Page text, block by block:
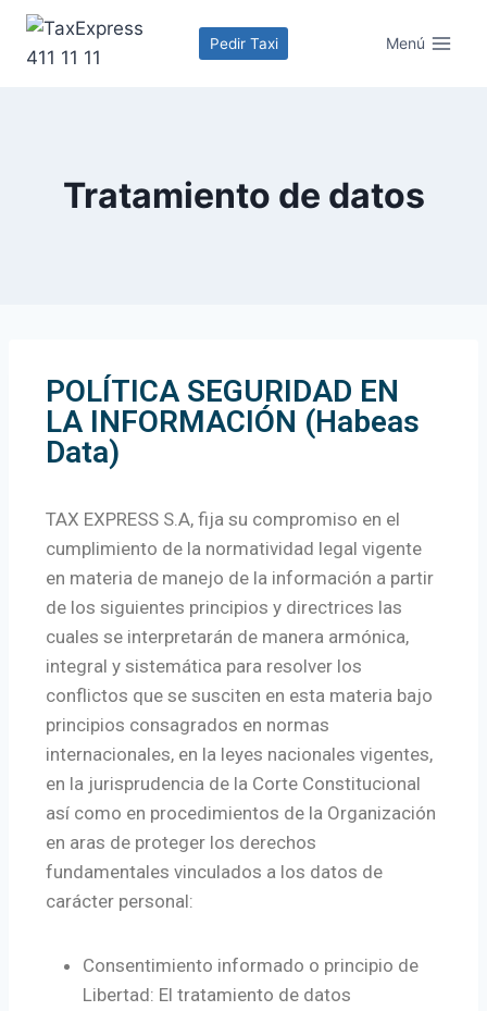
Pedir Taxi Menú
Tratamiento de datos
POLÍTICA SEGURIDAD EN
LA INFORMACIÓN (Habeas
Data)
TAX EXPRESS S.A, fija su compromiso en el
cumplimiento de la normatividad legal vigente
en materia de manejo de la información a partir
de los siguientes principios y directrices las
cuales se interpretarán de manera armónica,
integral y sistemática para resolver los
conflictos que se susciten en esta materia bajo
principios consagrados en normas
internacionales, en la leyes nacionales vigentes,
en la jurisprudencia de la Corte Constitucional
así como en procedimientos de la Organización
en aras de proteger los derechos
fundamentales vinculados a los datos de
carácter personal:
Consentimiento informado o principio de
Libertad: El tratamiento de datos